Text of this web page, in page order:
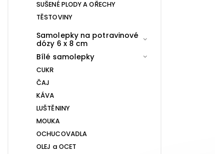
SUŠENÉ PLODY A OŘECHY
TĚSTOVINY
Samolepky na potravinové
dózy 6 x 8 cm
Bílé samolepky
CUKR
ČAJ
KÁVA
LUŠTĚNINY
MOUKA
OCHUCOVADLA
OLEJ a OCET